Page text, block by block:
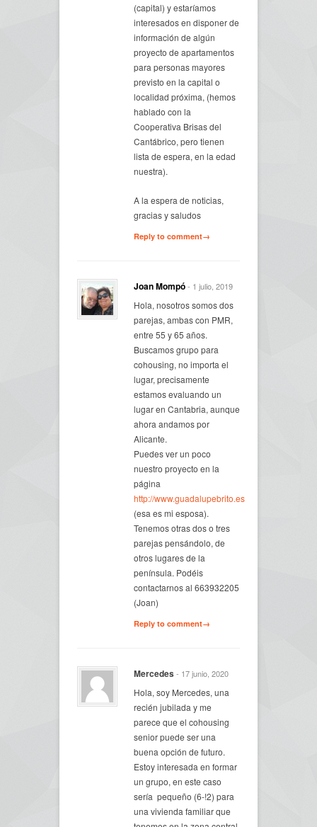
(capital) y estaríamos
interesados en disponer de
información de algún
proyecto de apartamentos
para personas mayores
previsto en la capital o
localidad próxima, (hemos
hablado con la
Cooperativa Brisas del
Cantábrico, pero tienen
lista de espera, en la edad
nuestra).
A la espera de noticias,
gracias y saludos
Reply to comment→
Joan Mompó- 1 julio, 2019
Hola, nosotros somos dos
parejas, ambas con PMR,
entre 55 y 65 años.
Buscamos grupo para
cohousing, no importa el
lugar, precisamente
estamos evaluando un
lugar en Cantabria, aunque
ahora andamos por
Alicante.
Puedes ver un poco
nuestro proyecto en la
página
http://www.guadalupebrito.es
(esa es mi esposa).
Tenemos otras dos o tres
parejas pensándolo, de
otros lugares de la
península. Podéis
contactarnos al 663932205
(Joan)
Reply to comment→
Mercedes - 17 junio, 2020
Hola, soy Mercedes, una
recién jubilada y me
parece que el cohousing
senior puede ser una
buena opción de futuro.
Estoy interesada en formar
un grupo, en este caso
sería pequeño (6-!2) para
una vivienda familiar que